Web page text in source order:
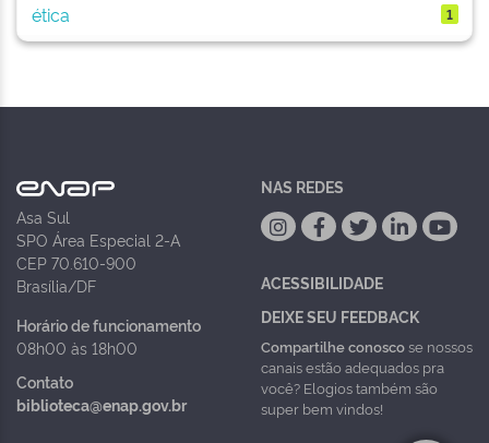
ética 1
Asa Sul
SPO Área Especial 2-A
CEP 70.610-900
Brasília/DF
Horário de funcionamento
08h00 às 18h00
Contato
biblioteca@enap.gov.br
NAS REDES
ACESSIBILIDADE
DEIXE SEU FEEDBACK
Compartilhe conoscose nossos
canais estão adequados pra
você? Elogios também são
super bem vindos!